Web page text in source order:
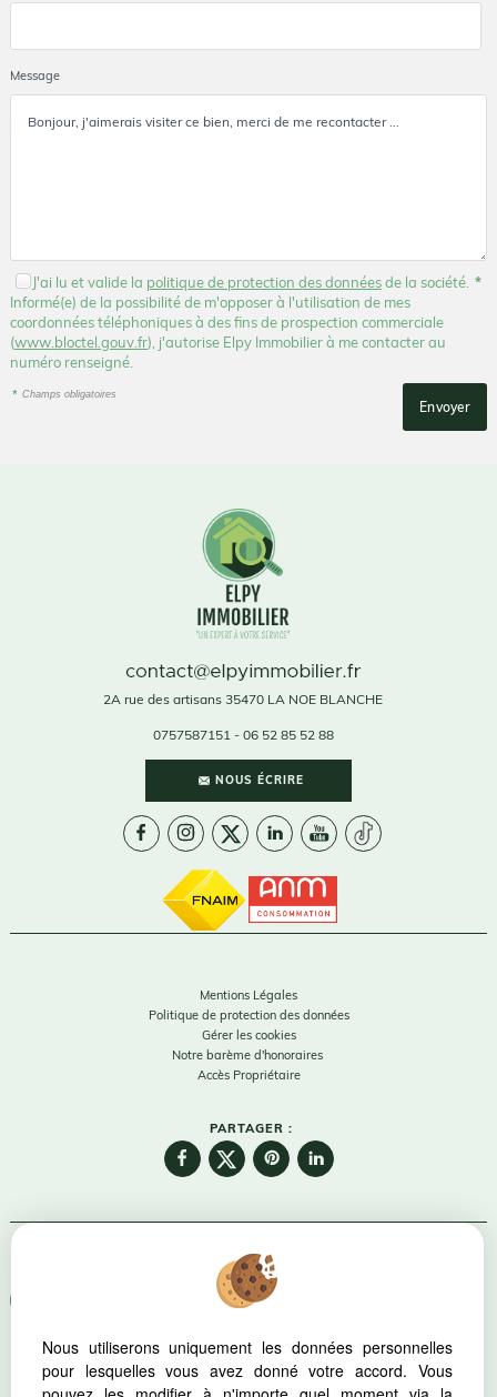
Message
J'ai lu et valide la politique de protection des donnéesde la société. *
Informé(e) de la possibilité de m'opposer à l'utilisation de mes
coordonnées téléphoniques à des fins de prospection commerciale
(www.bloctel.gouv.fr), j'autorise Elpy Immobilier à me contacter au
numéro renseigné.
* Champs obligatoires
2A rue des artisans35470 LA NOE BLANCHE
0757587151 - 06 52 85 52 88
NOUS ÉCRIRE
Mentions Légales
Politique de protection des données
Gérer les cookies
Notre barème d'honoraires
Accès Propriétaire
PARTAGER :
Afin de vous offrir un confort de lecture permanent, depuis votre
PC, votre tablette ou votre smartphone, notre site s'adapte
Logiciel transaction
Nous utiliserons uniquement les données personnelles
pour lesquelles vous avez donné votre accord. Vous